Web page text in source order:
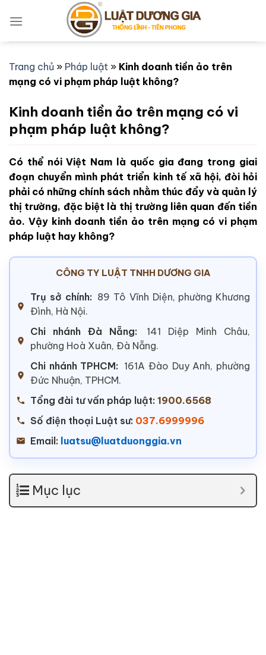
qua
Trang chủ » Pháp luật » Kinh doanh tiền ảo trên
mạng có vi phạm pháp luật không?
Kinh doanh tiền ảo trên mạng có vi
phạm pháp luật không?
Có thể nói Việt Nam là quốc gia đang trong giai
đoạn chuyển mình phát triển kinh tế xã hội, đòi hỏi
phải có những chính sách nhằm thúc đẩy và quản lý
thị trường, đặc biệt là thị trường liên quan đến tiền
ảo. Vậy kinh doanh tiền ảo trên mạng có vi phạm
pháp luật hay không?
CÔNG TY LUẬT TNHH DƯƠNG GIA
Trụ sở chính: 89 Tô Vĩnh Diện, phường Khương
Đình, Hà Nội.
Chi nhánh Đà Nẵng:
141 Diệp Minh Châu,
phường Hoà Xuân, Đà Nẵng.
Chi nhánh TPHCM: 161A Đào Duy Anh, phường
Đức Nhuận, TPHCM.
Tổng đài tư vấn pháp luật: 1900.6568
Số điện thoại Luật sư: 037.6999996
Email: luatsu@luatduonggia.vn
Mục lục